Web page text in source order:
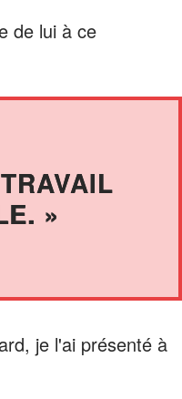
de lui à ce
»
je l'ai présenté à